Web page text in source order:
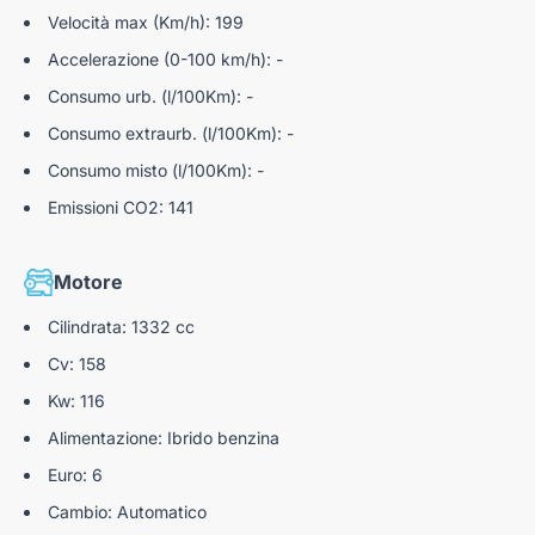
Blind Spot Intervention
Blind Spot Warning
Traffic Sign Recognition
Freno di stazionamento elettronico
Retrocamera con Sensori di Parcheggio Posteriori
Tergicristalli con sensore pioggia
Velocità max (Km/h): 199
Accelerazione (0-100 km/h): -
Consumo urb. (l/100Km): -
Consumo extraurb. (l/100Km): -
Consumo misto (l/100Km): -
Emissioni CO2: 141
Motore
Cilindrata: 1332 cc
Cv: 158
Kw: 116
Alimentazione: Ibrido benzina
Euro: 6
Cambio: Automatico